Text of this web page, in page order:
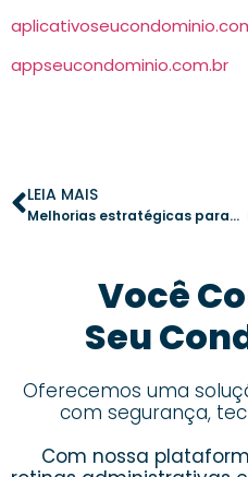
appseucondominio.com.br
LEIA MAIS
Melhorias estratégicas para valorizar um condomínio rapidamente
Você
Seu
Oferecemos uma
com segurança,
Com nossa